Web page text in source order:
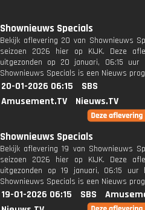
Shownieuws Specials
Bekijk aflevering 20 van Shownieuws
seizoen 2026 hier op KIJK. Deze
uitgezonden op 20 januari, 06:15 uur
Shownieuws Specials is een Nieuws
20-01-2026 06:15
SBS
Amusement.TV
Nieuws.TV
Shownieuws Specials
Bekijk aflevering 19 van Shownieuws
seizoen 2026 hier op KIJK. Deze
uitgezonden op 19 januari, 06:15 uur
Shownieuws Specials is een Nieuws
19-01-2026 06:15 SBS